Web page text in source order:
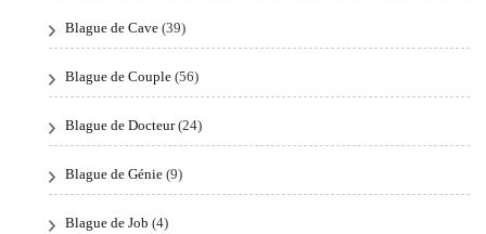
Blague de Cave (39)
Blague de Couple (56)
Blague de Docteur(24)
Blague de Génie (9)
Blague de Job (4)